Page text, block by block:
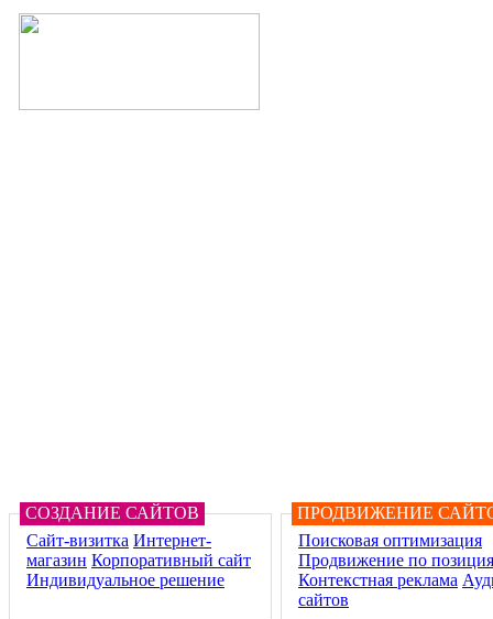
Сайт-визитка Интернет-
магазин Корпоративный сайт
Индивидуальное решение
СОЗДАНИЕ САЙТОВ
Поисковая оптимизация
Продвижение по
Контекстная реклама
сайтов
ПРОДВИЖЕНИЕ